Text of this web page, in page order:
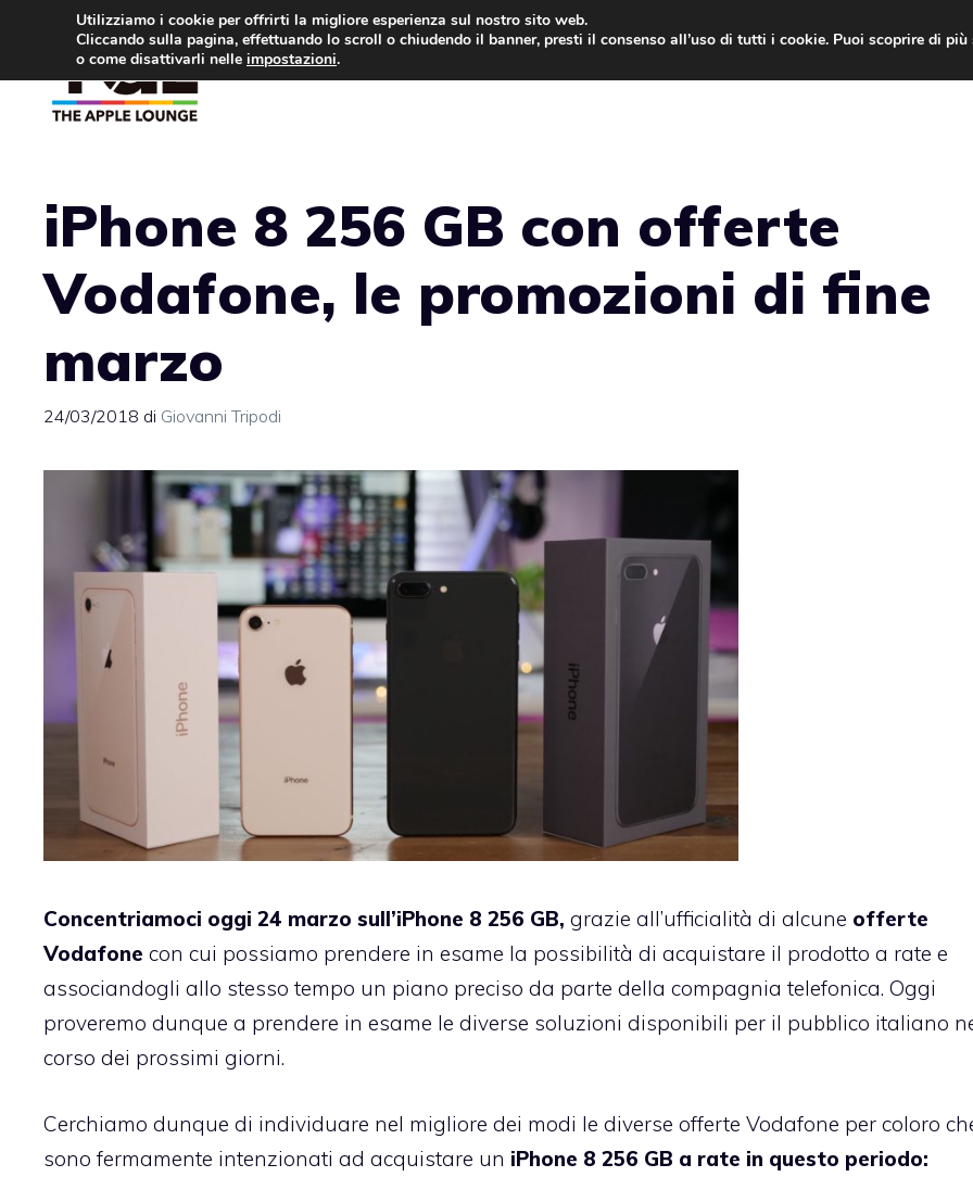
contenuto
iPhone 8 256 GB con offerte
Vodafone, le promozioni di fine
marzo
24/03/2018 di Giovanni Tripodi
Concentriamoci oggi 24 marzo sull’iPhone 8 256 GB, grazie all’ufficialità di alcune offerte
Vodafone con cui possiamo prendere in esame la possibilità di acquistare il prodotto a rate e
associandogli allo stesso tempo un piano preciso da parte della compagnia telefonica. Oggi
proveremo dunque a prendere in esame le diverse soluzioni disponibili per il pubblico italiano
corso dei prossimi giorni.
Cerchiamo dunque di individuare nel migliore dei modi le diverse offerte Vodafone per coloro
sono fermamente intenzionati ad acquistare un iPhone 8 256 GB a rate in questo periodo:
Utilizziamo i cookie per offrirti la migliore esperienza sul nostro sito web.
Cliccando sulla pagina, effettuando lo scroll o chiudendo il banner, presti il consenso all’uso di tutti i cookie. Puoi scoprire di
o come disattivarli nelle impostazioni.